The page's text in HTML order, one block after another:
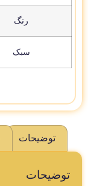
رنگ
سبک
توضیحات
توضیحات